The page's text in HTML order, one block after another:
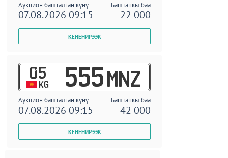
Аукцион башталган күнү Баштапкы баа
07.08.2026 09:15 22 000
05
KG 555 MNZ
Аукцион башталган күнү Баштапкы баа
07.08.2026 09:15 42 000